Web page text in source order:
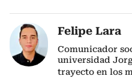
Felipe Lara
Comunicador
universidad
trayecto en los